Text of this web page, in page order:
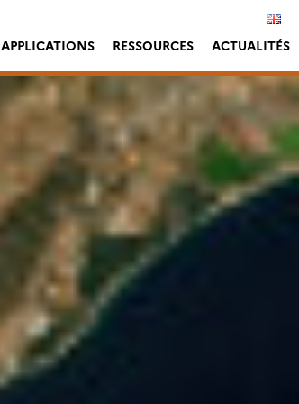
APPLICATIONS RESSOURCES ACTUALITÉS